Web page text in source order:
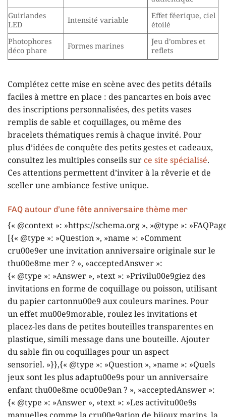
Guirlandes
LED
Intensité variable
Effet féerique, ciel
étoilé
Photophores
déco phare
Formes marines
Jeu d’ombres et
reflets
Complétez cette mise en scène avec des petits détails
faciles à mettre en place : des pancartes en bois avec
des inscriptions personnalisées, des petits vases
remplis de sable et coquillages, ou même des
bracelets thématiques remis à chaque invité. Pour
plus d’idées de conquête des petits gestes et cadeaux,
consultez les multiples conseils sur ce site spécialisé.
Ces attentions permettent d’inviter à la rêverie et de
sceller une ambiance festive unique.
FAQ autour d’une fête anniversaire thème mer
{« @context »: »https://schema.org », »@type »:
[{« @type »: »Question », »name »: »Comment
cru00e9er une invitation anniversaire originale sur le
thu00e8me mer ? », »acceptedAnswer »:
{« @type »: »Answer », »text »: »Privilu00e9giez des
invitations en forme de coquillage ou poisson, utilisant
du papier cartonnu00e9 aux couleurs marines. Pour
un effet mu00e9morable, roulez les invitations et
placez-les dans de petites bouteilles transparentes en
plastique, simili message dans une bouteille. Ajouter
du sable fin ou coquillages pour un aspect
sensoriel. »}},{« @type »: »Question », »name »: »Quels
jeux sont les plus adaptu00e9s pour un anniversaire
enfant thu00e8me ocu00e9an ? », »acceptedAnswer »:
{« @type »: »Answer », »text »: »Les activitu00e9s